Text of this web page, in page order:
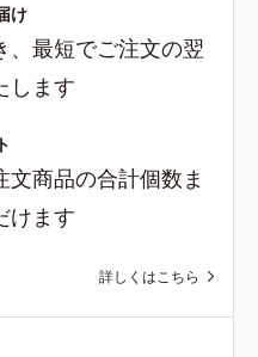
け
、最短でご注文の翌
します
文商品の合計個数ま
けます
詳しくはこちら